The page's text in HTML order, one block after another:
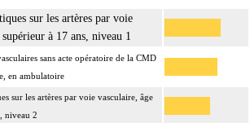
sur les artères par voie
à 17 ans, niveau 1
sans acte opératoire de la CMD
en ambulatoire
sur les artères par voie vasculaire, âge
niveau 2